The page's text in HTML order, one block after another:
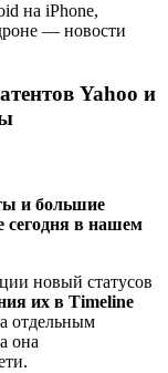
на iPhone,
— новости
Yahoo и
и большие
в нашем
новый статусов
их в Timeline
отдельным
она